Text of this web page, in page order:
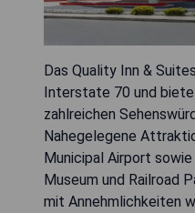
Das Quality Inn &
Interstate 70 und
zahlreichen
Nahegelegene
Municipal Airport
Museum und Railroad
mit Annehmlichkeiten